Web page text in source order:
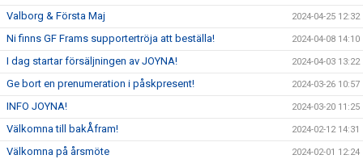
Valborg & Första Maj 2024-04-25 12:32
Ni finns GF Frams supportertröja att beställa! 2024-04-08 14:10
I dag startar försäljningen av JOYNA! 2024-04-03 13:22
Ge bort en prenumeration i påskpresent! 2024-03-26 10:57
INFO JOYNA! 2024-03-20 11:25
Välkomna till bakÅfram! 2024-02-12 14:31
Välkomna på årsmöte 2024-02-01 12:24